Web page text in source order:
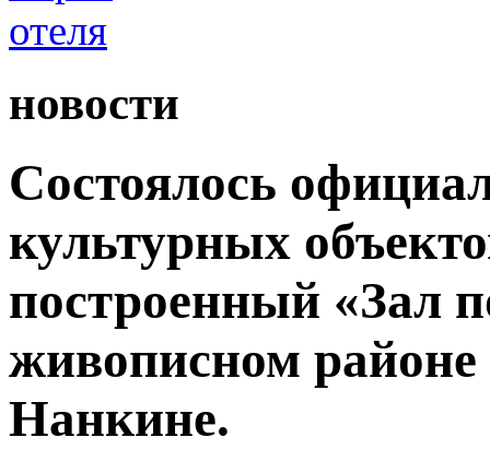
новости
Состоялось
культурных
построенный «Зал
живописном
Нанкине.